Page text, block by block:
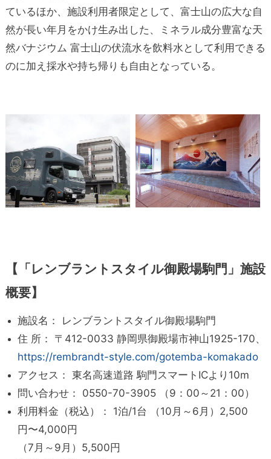
ているほか、施設利用者限定として、富士山の広大な自
然が長い年月をかけ生み出した、ミネラル成分豊富な天
然バナジウム 富士山の伏流水を飲料水として利用できる
のに加え採水や持ち帰りも自由となっている。
【「レンブラントスタイル御殿場駒門」施設
概要】
施設名： レンブラントスタイル御殿場駒門
住 所： 〒412-0033 静岡県御殿場市神山1925-170、
https://rembrandt-style.com/gotemba-komakado
アクセス： 東名高速道路 駒門スマートICより10m
問い合わせ： 0550-70-3905 （9：00～21：00）
利用料金（税込）： 1泊/1台 （10月～6月）2,500
円〜4,000円
（7月～9月）5,500円